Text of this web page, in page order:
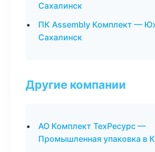
Сахалинск
ПК Assembly Комплект —
Сахалинск
Другие компании
АО Комплект ТехРесурс —
Промышленная упаковка в